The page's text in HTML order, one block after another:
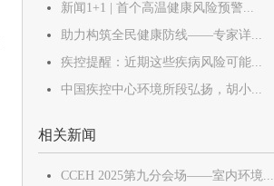
新闻1+1 | 首个高温健康风险预警...
助力构筑全民健康防线——专家详...
疾控提醒：近期这些疾病风险可能...
中国疾控中心环境所段弘扬，胡小...
相关新闻
CCEH 2025第九分会场——室内环境...